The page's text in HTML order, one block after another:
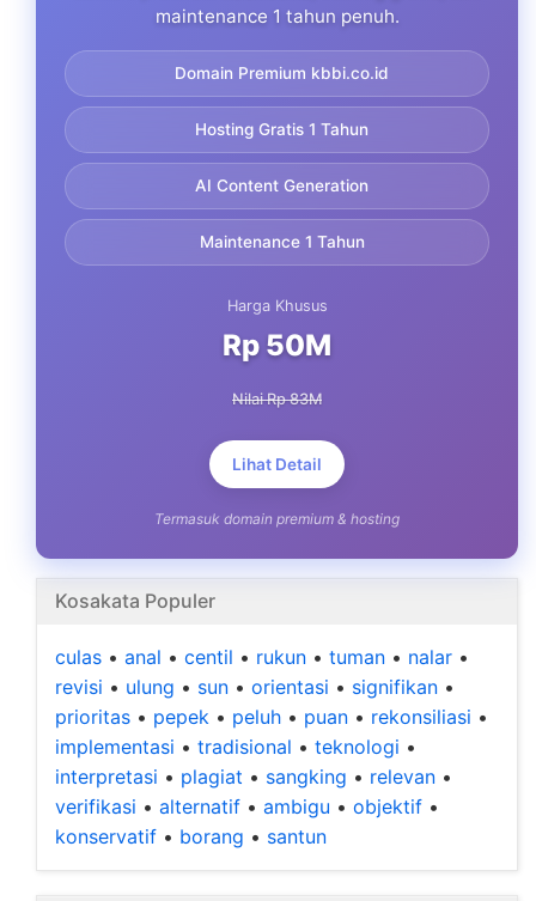
maintenance 1 tahun penuh.
Domain Premium kbbi.co.id
Hosting Gratis 1 Tahun
AI Content Generation
Maintenance 1 Tahun
Harga Khusus
Rp 50M
Nilai Rp 83M
Lihat Detail
Termasuk domain premium & hosting
Kosakata Populer
culas • anal • centil • rukun • tuman • nalar •
revisi • ulung • sun • orientasi • signifikan •
prioritas • pepek • peluh • puan • rekonsiliasi •
implementasi • tradisional • teknologi •
interpretasi • plagiat • sangking • relevan •
verifikasi • alternatif • ambigu • objektif •
konservatif • borang • santun